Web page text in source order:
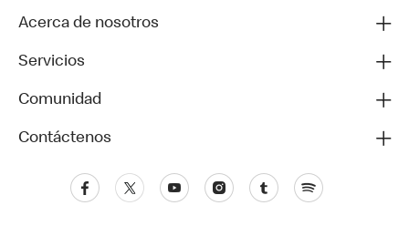
Acerca de nosotros
Servicios
Comunidad
Contáctenos